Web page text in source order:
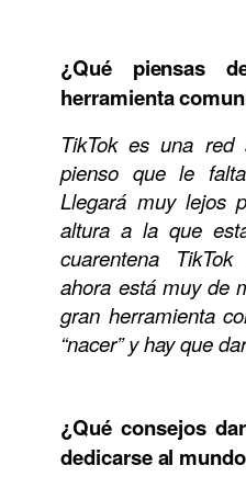
¿Qué piensas
herramienta
TikTok es una red
pienso que le
Llegará muy lejos
altura a la que
cuarentena
ahora está muy de
gran herramienta
“nacer” y hay que
¿Qué consejos
dedicarse al